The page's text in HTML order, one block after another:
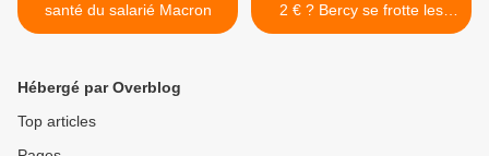
santé du salarié Macron
2 € ? Bercy se frotte les
mains... >
Hébergé par Overblog
Top articles